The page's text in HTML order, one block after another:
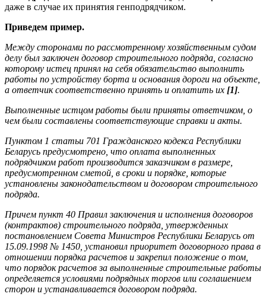
даже в случае их принятия генподрядчиком.
Приведем пример.
Между сторонами по рассмотренному хозяйственным судом
делу был заключен договор строительного подряда, согласно
которому истец принял на себя обязательство выполнить
работы по устройству борта и основания дороги на объекте,
а ответчик соответственно принять и оплатить их [1].
Выполненные истцом работы были приняты ответчиком, о
чем были составлены соответствующие справки и акты.
Пунктом 1 статьи 701 Гражданского кодекса Республики
Беларусь предусмотрено, что оплата выполненных
подрядчиком работ производится заказчиком в размере,
предусмотренном сметой, в сроки и порядке, которые
установлены законодательством и договором строительного
подряда.
Причем пункт 40 Правил заключения и исполнения договоров
(контрактов) строительного подряда, утвержденных
постановлением Совета Министров Республики Беларусь от
15.09.1998 № 1450, установил приоритет договорного права в
отношении порядка расчетов и закрепил положение о том,
что порядок расчетов за выполненные строительные работы
определяется условиями подрядных торгов или соглашением
сторон и устанавливается договором подряда.